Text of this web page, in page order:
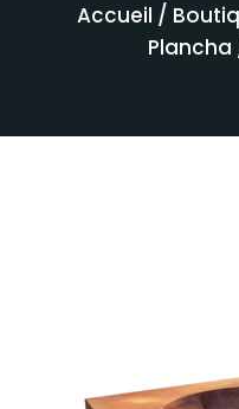
Accueil /
Plancha